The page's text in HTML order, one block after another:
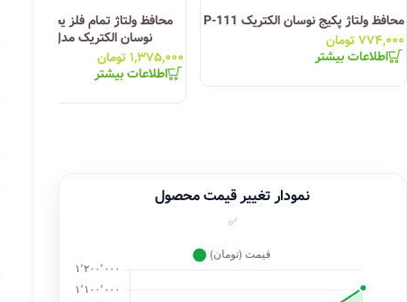
محافظ ولتاژ پکیج نوسان الکتریک P-111
۷۷۴,۰۰۰تومان
اطلاعات بیشتر
محافظ ولتاژ تمام فلز یخچال و فریزر
نوسان الکتریک مدل Y-125
۱,۳۷۵,۰۰۰ تومان
اطلاعات بیشتر
نمودار تغییر قیمت محصول
✅